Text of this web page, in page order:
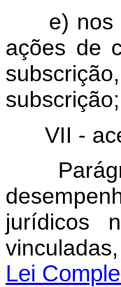
e) nos
ações de
subscrição;
VII -
jurídicos
Lei